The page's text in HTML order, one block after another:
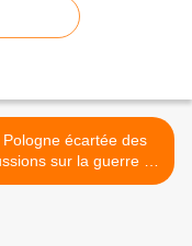
Pologne écartée des
sur la guerre en
ferme un aéroport